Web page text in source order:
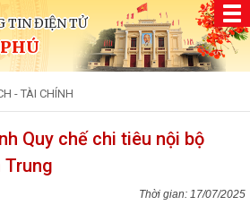
TIN ĐIỆN TỬ
- TÀI CHÍNH
Quy chế chi tiêu nội bộ
Trung
17/07/2025